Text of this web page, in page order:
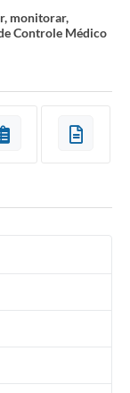
monitorar,
Controle Médico